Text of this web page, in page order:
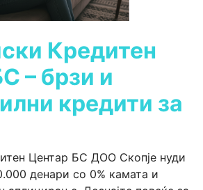
Кредитен
– брзи и
кредити за
Центар БС ДОО Скопје нуди
денари со 0% камата и